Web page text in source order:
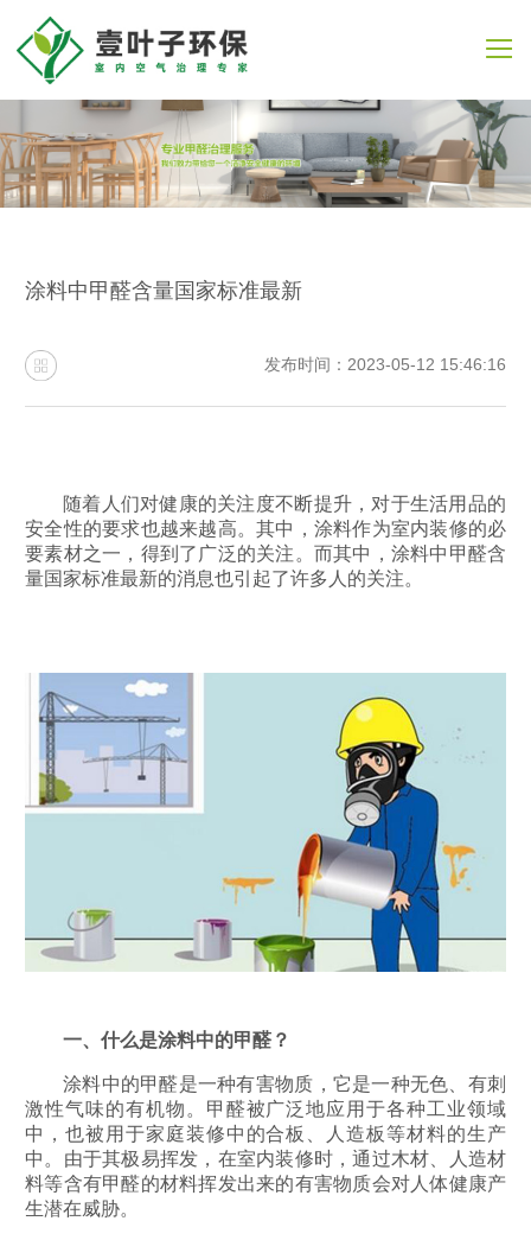
涂料中甲醛含量国家标准最新
发布时间：2023-05-12 15:46:16
随着人们对健康的关注度不断提升，对于生活用品的
安全性的要求也越来越高。其中，涂料作为室内装修的必
要素材之一，得到了广泛的关注。而其中，涂料中甲醛含
量国家标准最新的消息也引起了许多人的关注。
一、什么是涂料中的甲醛？
涂料中的甲醛是一种有害物质，它是一种无色、有刺
激性气味的有机物。甲醛被广泛地应用于各种工业领域
中，也被用于家庭装修中的合板、人造板等材料的生产
中。由于其极易挥发，在室内装修时，通过木材、人造材
料等含有甲醛的材料挥发出来的有害物质会对人体健康产
生潜在威胁。